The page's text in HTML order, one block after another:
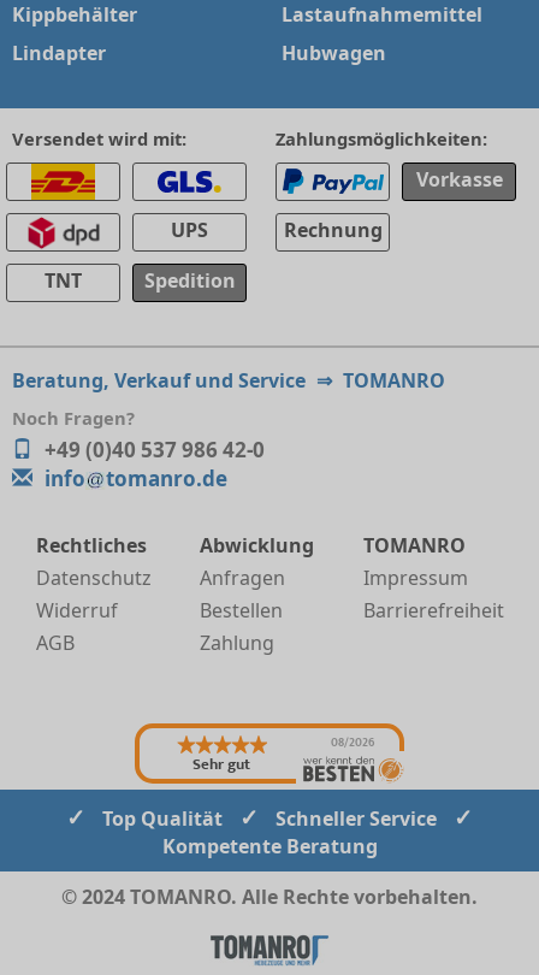
Kippbehälter
Lindapter
Lastaufnahmemittel
Hubwagen
Versendet wird mit:
UPS
TNT
Spedition
Zahlungsmöglichkeiten:
Vorkasse
Rechnung
Beratung, Verkauf und Service ⇒ TOMANRO
Noch Fragen?
+49 (0)40 537 986 42-0
info
tomanro.de
Rechtliches
Datenschutz
Widerruf
AGB
Abwicklung
Anfragen
Bestellen
Zahlung
TOMANRO
Impressum
Barrierefreiheit
Sehr gut
08/2026
✓ Top Qualität ✓ Schneller Service ✓
Kompetente Beratung
© 2024 TOMANRO. Alle Rechte vorbehalten.